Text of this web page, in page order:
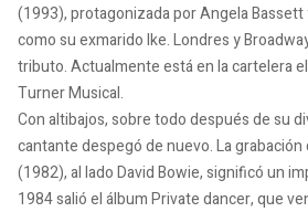
(1993), protagonizada por Angela Bassett
como su exmarido Ike. Londres y
tributo. Actualmente está en la cartelera
Turner Musical.
Con altibajos, sobre todo después de su
cantante despegó de nuevo. La grabación
(1982), al lado David Bowie, significó un
1984 salió el álbum Private dancer, que